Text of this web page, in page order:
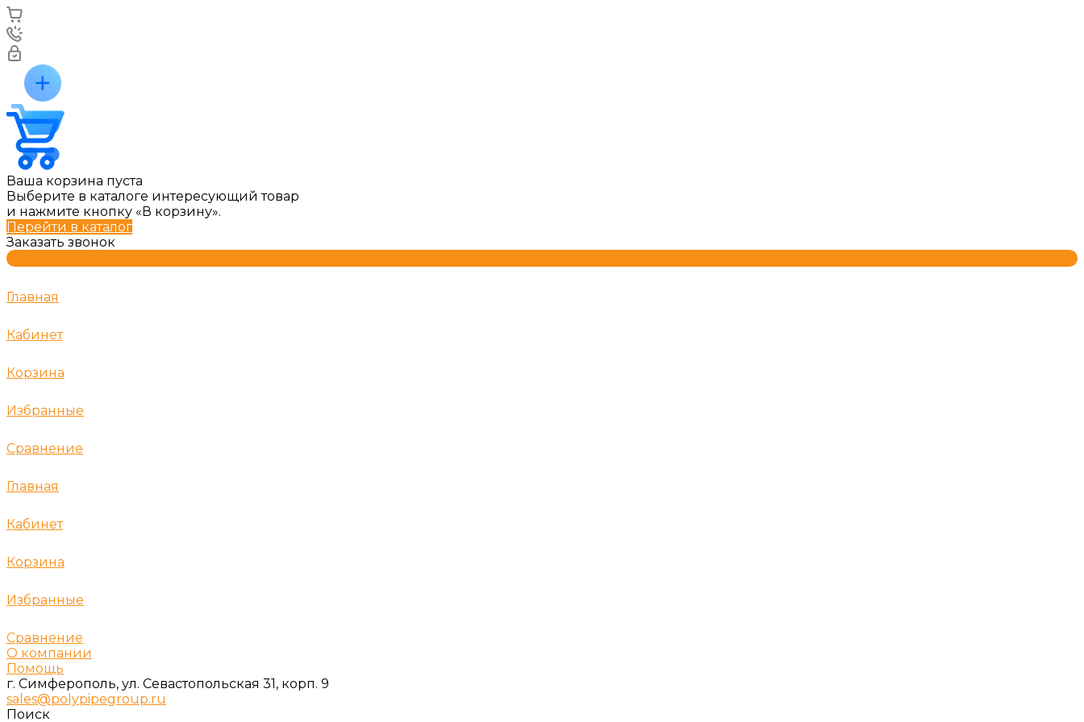
Ваша корзина пуста
Выберите в каталоге интересующий товар
и нажмите кнопку «В корзину».
Перейти в каталог
Заказать звонок
Главная
Кабинет
Корзина
Избранные
Сравнение
Главная
Кабинет
Корзина
Избранные
Сравнение
О компании
Помощь
г. Симферополь, ул. Севастопольская 31, корп. 9
sales@polypipegroup.ru
Поиск